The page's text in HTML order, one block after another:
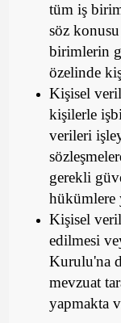
tüm iş
söz
birimlerin
özelinde
Kişisel
kişilerle
verileri
gerekli
hükümlere
Kişisel
edilmesi
Kurulu'na
mevzuat
yapmakta